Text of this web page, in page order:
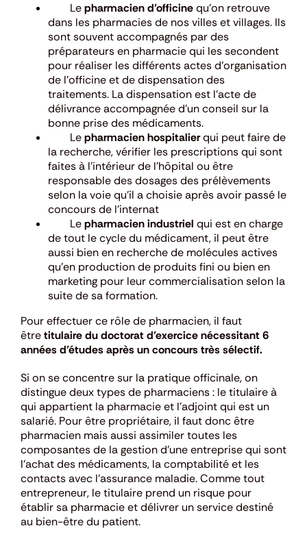
Lepharmacien d’officinequ’on retrouve
dans les pharmacies de nos villes et villages. Ils
sont souvent accompagnés par des
préparateurs en pharmacie qui les secondent
pour réaliser les différents actes d’organisation
de l’officine et de dispensation des
traitements. La dispensation est l’acte de
délivrance accompagnée d’un conseil sur la
bonne prise des médicaments.
Lepharmacien hospitalierqui peut faire de
la recherche, vérifier les prescriptions qui sont
faites à l’intérieur de l’hôpital ou être
responsable des dosages des prélèvements
selon la voie qu’il a choisie après avoir passé le
concours de l’internat
Lepharmacien industriel qui est en charge
de tout le cycle du médicament, il peut être
aussi bien en recherche de molécules actives
qu’en production de produits fini ou bien en
marketing pour leur commercialisation selon la
suite de sa formation.
Pour effectuer ce rôle de pharmacien, il faut
êtretitulaire du doctorat d’exercice nécessitant 6
années d’études après un concours très sélectif.
Si on se concentre sur la pratique officinale, on
distingue deux types de pharmaciens : le titulaire à
qui appartient la pharmacie et l’adjoint qui est un
salarié. Pour être propriétaire, il faut donc être
pharmacien mais aussi assimiler toutes les
composantes de la gestion d’une entreprise qui sont
l’achat des médicaments, la comptabilité et les
contacts avec l’assurance maladie. Comme tout
entrepreneur, le titulaire prend un risque pour
établir sa pharmacie et délivrer un service destiné
au bien-être du patient.